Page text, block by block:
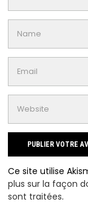
Ce site utilise
plus sur la façon
sont traitées.